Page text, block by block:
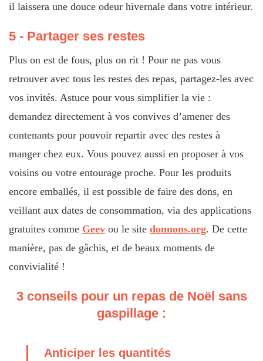
il laissera une douce odeur hivernale dans votre intérieur.
5 - Partager ses restes
Plus on est de fous, plus on rit ! Pour ne pas vous
retrouver avec tous les restes des repas, partagez-les avec
vos invités. Astuce pour vous simplifier la vie :
demandez directement à vos convives d’amener des
contenants pour pouvoir repartir avec des restes à
manger chez eux. Vous pouvez aussi en proposer à vos
voisins ou votre entourage proche. Pour les produits
encore emballés, il est possible de faire des dons, en
veillant aux dates de consommation, via des applications
gratuites comme Geev ou le site donnons.org. De cette
manière, pas de gâchis, et de beaux moments de
convivialité !
3 conseils pour un repas de Noël sans
gaspillage :
Anticiper les quantités